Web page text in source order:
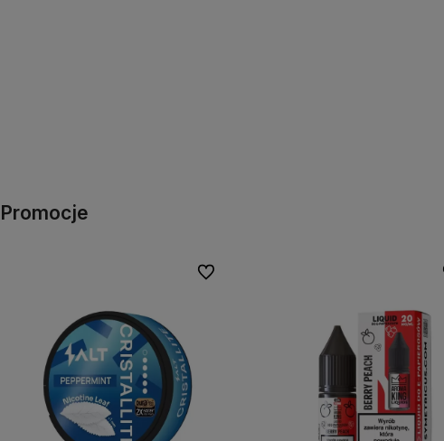
Promocje
Do ulubionych